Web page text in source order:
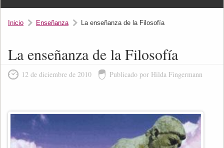
Inicio Enseñanza La enseñanza de la Filosofía
La enseñanza de la Filosofía
12 de diciembre de 2010 Publicado por Hilda Fingermann